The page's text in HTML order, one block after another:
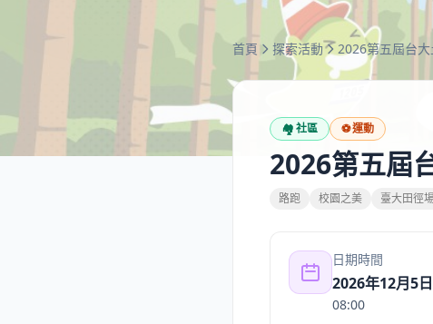
首頁 探索活動 2026第五屆台
🏘️社區 ⚽運動
2026第五屆
路跑 校園之美 臺大田徑
日期時間
2026年12月5
08:00